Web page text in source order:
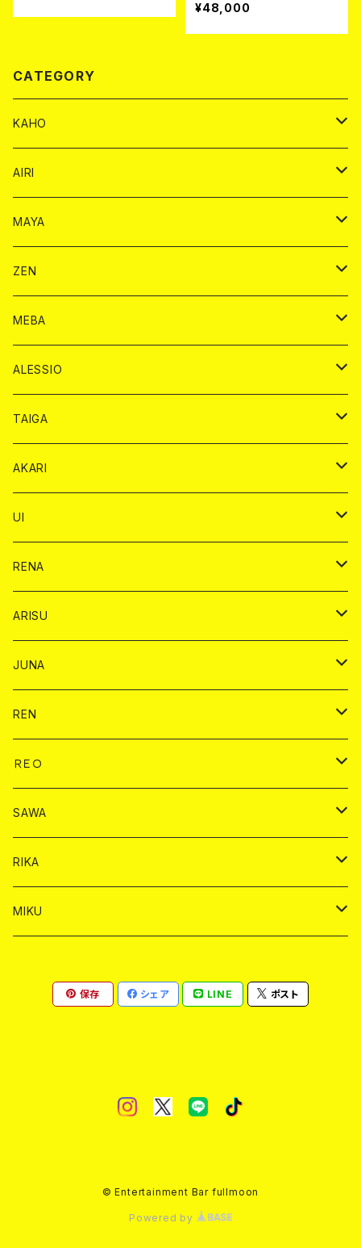
¥48,000
CATEGORY
KAHO
シャンパンカード
モエシャンドン カード
ヴーヴクリコ カード
BAIKA カード
ノーマル カード
プレミアム カード
ドリンク カード
１ドリンクカード
ショット
チェキ カード
チェキ １５００円
AIRI
シャンパン カード
モエシャンドン カード
ヴーヴクリコ カード
BAIKA カード
ノーマル カード
プレミアム カード
ドリンク カード
１ドリンク カード
ショット
チェキ カード
チェキ １５００円
MAYA
ドリンク
1ドリンク
ショット
チェキ
BAIKA
ZEN
ドリンク
シャンパン
ショット
チェキ
BAIKA
MEBA
ドリンク
シャンパンカード
ドリンクカード
チップ
チェキ
ALESSIO
ドリンク
シャンパン
1ドリンク
チップ
TAIGA
ドリンク
シャンパン
1ドリンク
チップ
AKARI
ドリンク
1ドリンク
ショット
UI
バイカ
ドリンク
シャンパン
ドリンク
チェキ
RENA
バイカ
ドリンク
ドリンク
ヤードグラス
チェキ
ARISU
バイカ
ドリンク
ドリンク
シャンパン
チェキ
JUNA
バイカ
ドリンク
シャンパン
ヤードグラス
チェキ
REN
バイカ
ドリンク
ショット
シャンパン
ヤードグラス
チェキ
ＲＥＯ
ドリンク
シャンパン
ショット
ヤードグラス
バイカ
チェキ
SAWA
ドリンク
シャンパン
バイカ
RIKA
ドリンク
MIKU
シャンパン
保存 シェア LINE ポスト
© Entertainment Bar fullmoon
Powered by